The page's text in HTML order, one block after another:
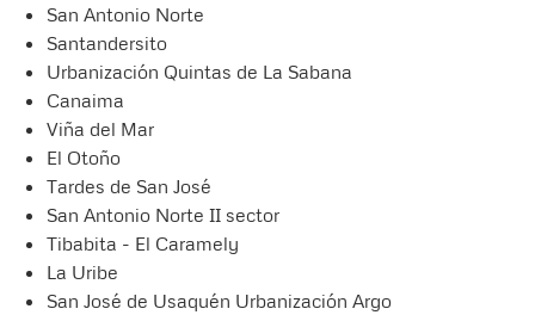
San Antonio Norte
Santandersito
Urbanización Quintas de La Sabana
Canaima
Viña del Mar
El Otoño
Tardes de San José
San Antonio Norte II sector
Tibabita - El Caramely
La Uribe
San José de Usaquén Urbanización Argo